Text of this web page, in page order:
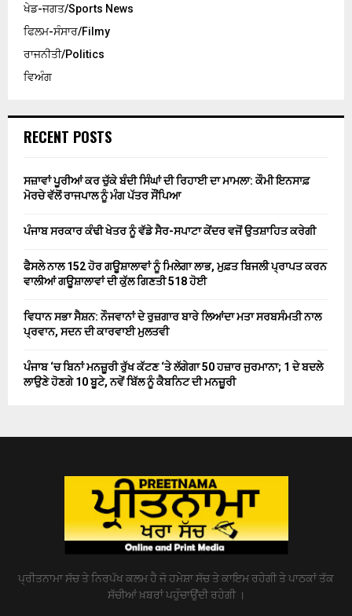
ਖੇਡ-ਜਗਤ/Sports News
ਫਿਲਮ-ਸੰਸਾਰ/Filmy
ਰਾਜਨੀਤੀ/Politics
ਵਿਅੰਗ
RECENT POSTS
ਸਜ਼ਾਵਾਂ ਪੂਰੀਆਂ ਕਰ ਚੁੱਕੇ ਬੰਦੀ ਸਿੰਘਾਂ ਦੀ ਰਿਹਾਈ ਦਾ ਮਾਮਲਾ: ਕੌਮੀ ਇਨਸਾਫ਼
ਮੋਰਚੇ ਵੱਲੋਂ ਰਾਜਪਾਲ ਨੂੰ ਮੰਗ ਪੱਤਰ ਸੌਂਪਿਆ
ਪੰਜਾਬ ਸਰਕਾਰ ਕੰਢੀ ਖੇਤਰ ਨੂੰ ਵੱਡੇ ਸੈਰ-ਸਪਾਟਾ ਕੇਂਦਰ ਵਜੋਂ ਉਤਸ਼ਾਹਿਤ ਕਰੇਗੀ
ਫੈਸਲੇ ਨਾਲ 152 ਹੋਰ ਗਊਸ਼ਾਲਾਵਾਂ ਨੂੰ ਮਿਲੇਗਾ ਲਾਭ, ਮੁਫ਼ਤ ਬਿਜਲੀ ਪ੍ਰਾਪਤ ਕਰਨ
ਵਾਲੀਆਂ ਗਊਸ਼ਾਲਾਵਾਂ ਦੀ ਕੁੱਲ ਗਿਣਤੀ 518 ਹੋਈ
ਵਿਧਾਨ ਸਭਾ ਸੈਸ਼ਨ: ਨੌਜਵਾਨਾਂ ਦੇ ਰੁਜ਼ਗਾਰ ਬਾਰੇ ਲਿਆਂਦਾ ਮਤਾ ਸਰਬਸੰਮਤੀ ਨਾਲ
ਪ੍ਰਵਾਨ, ਸਦਨ ਦੀ ਕਾਰਵਾਈ ਮੁਲਤਵੀ
ਪੰਜਾਬ ‘ਚ ਬਿਨਾਂ ਮਨਜ਼ੂਰੀ ਰੁੱਖ ਕੱਟਣ ‘ਤੇ ਲੱਗੇਗਾ 50 ਹਜ਼ਾਰ ਜੁਰਮਾਨਾ; 1 ਦੇ ਬਦਲੇ
ਲਾਉਣੇ ਹੋਣਗੇ 10 ਬੂਟੇ, ਨਵੇਂ ਬਿੱਲ ਨੂੰ ਕੈਬਨਿਟ ਦੀ ਮਨਜ਼ੂਰੀ
ਪ੍ਰੀਤਨਾਮਾ ਸੱਚ ਤੇ ਨਿਰਪੱਖ ਕਲਮ ਹੈ ਜੋ ਹਮੇਸ਼ਾ ਸੱਚ ਤੇ ਕਾਇਮ ਰਹੇਗੀ ਤੇ ਪਾਠਕਾਂ ਤੱਕ
ਸੱਚੀਆਂ ਖ਼ਬਰਾਂ ਪਹੁੰਚਾਉਂਦੀ ਰਹੇਗੀ ।